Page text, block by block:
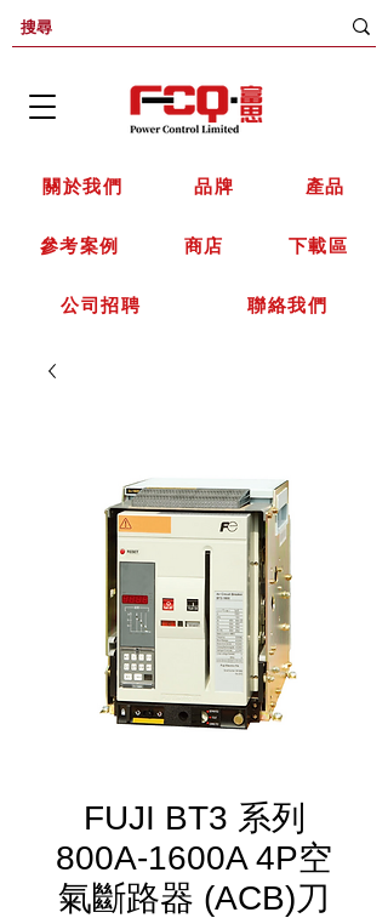
關於我們 品牌 產品
參考案例 商店 下載區
公司招聘 聯絡我們
FUJI BT3 系列
800A-1600A 4P空
氣斷路器 (ACB)刀